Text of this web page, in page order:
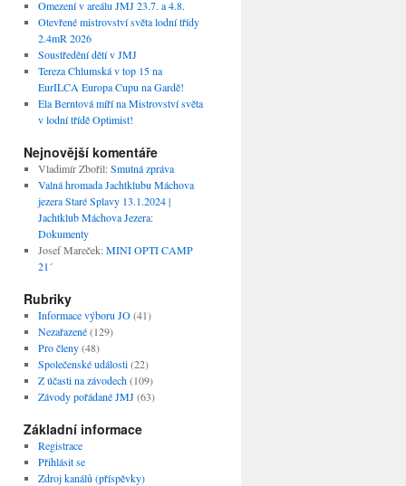
Omezení v areálu JMJ 23.7. a 4.8.
Otevřené mistrovství světa lodní třídy
2.4mR 2026
Soustředění dětí v JMJ
Tereza Chlumská v top 15 na
EurILCA Europa Cupu na Gardě!
Ela Berntová míří na Mistrovství světa
v lodní třídě Optimist!
Nejnovější komentáře
Vladimír Zbořil:Smutná zpráva
Valná hromada Jachtklubu Máchova
jezera Staré Splavy 13.1.2024 |
Jachtklub Máchova Jezera:
Dokumenty
Josef Mareček:MINI OPTI CAMP
21´
Rubriky
Informace výboru JO(41)
Nezařazené(129)
Pro členy(48)
Společenské události(22)
Z účasti na závodech(109)
Závody pořádané JMJ(63)
Základní informace
Registrace
Přihlásit se
Zdroj kanálů (příspěvky)